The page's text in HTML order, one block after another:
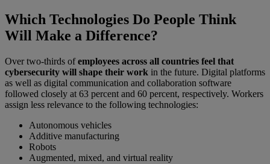
Which Technologies Do People Think
Will Make a Difference?
Over two-thirds ofemployees across all countries feel that
cybersecurity will shape their work in the future. Digital platforms
as well as digital communication and collaboration software
followed closely at 63 percent and 60 percent, respectively. Workers
assign less relevance to the following technologies:
Autonomous vehicles
Additive manufacturing
Robots
Augmented, mixed, and virtual reality